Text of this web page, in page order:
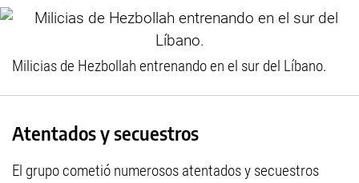
Milicias de Hezbollah entrenando en el sur del Líbano.
Atentados y secuestros
El grupo cometió numerosos atentados y secuestros